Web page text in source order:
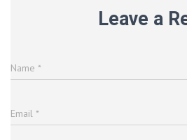
Leave a
Name *
Email *